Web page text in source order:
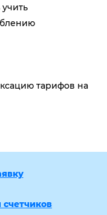
тарифов на
счетчиков